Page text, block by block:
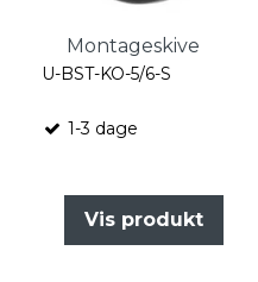
Montageskive
U-BST-KO-5/6-S
1-3 dage
Vis produkt